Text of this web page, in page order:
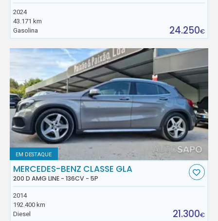
2024
43.171 km
Gasolina
24.250€
EM DESTAQUE
MERCEDES-BENZ CLASSE GLA
200 D AMG LINE - 136CV - 5P
2014
192.400 km
Diesel
21.300€